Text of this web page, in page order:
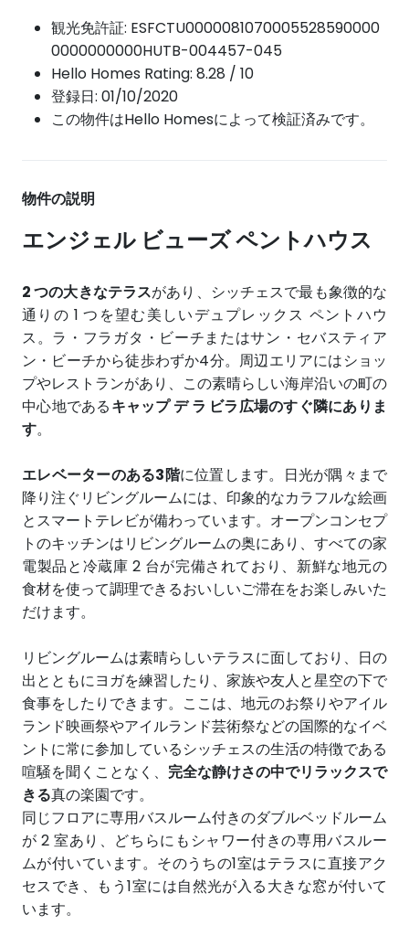
観光免許証: ESFCTU0000081070005528590000
0000000000HUTB-004457-045
Hello Homes Rating: 8.28 / 10
登録日: 01/10/2020
この物件はHello Homesによって検証済みです。
物件の説明
エンジェル ビューズ ペントハウス
2 つの大きなテラスがあり、シッチェスで最も象徴的な
通りの 1 つを望む美しいデュプレックス ペントハウ
ス。ラ・フラガタ・ビーチまたはサン・セバスティア
ン・ビーチから徒歩わずか4分。周辺エリアにはショッ
プやレストランがあり、この素晴らしい海岸沿いの町の
中心地であるキャップ デ ラ ビラ広場のすぐ隣にありま
す。
エレベーターのある3階に位置します。日光が隅々まで
降り注ぐリビングルームには、印象的なカラフルな絵画
とスマートテレビが備わっています。オープンコンセプ
トのキッチンはリビングルームの奥にあり、すべての家
電製品と冷蔵庫 2 台が完備されており、新鮮な地元の
食材を使って調理できるおいしいご滞在をお楽しみいた
だけます。
リビングルームは素晴らしいテラスに面しており、日の
出とともにヨガを練習したり、家族や友人と星空の下で
食事をしたりできます。ここは、地元のお祭りやアイル
ランド映画祭やアイルランド芸術祭などの国際的なイベ
ントに常に参加しているシッチェスの生活の特徴である
喧騒を聞くことなく、 完全な静けさの中でリラックスで
きる真の楽園です。
同じフロアに専用バスルーム付きのダブルベッドルーム
が 2 室あり、どちらにもシャワー付きの専用バスルー
ムが付いています。そのうちの1室はテラスに直接アク
セスでき、もう1室には自然光が入る大きな窓が付いて
います。